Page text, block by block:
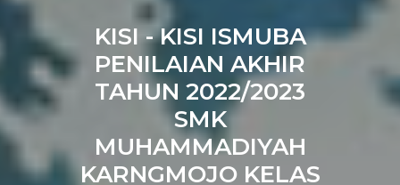
KISI - KISI ISMUBA
PENILAIAN AKHIR
TAHUN 2022/2023
SMK
MUHAMMADIYAH
KARNGMOJO KELAS